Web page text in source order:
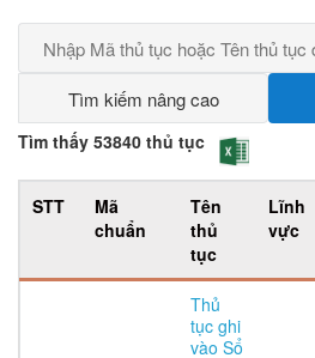
Tìm kiếm nâng cao
Tìm thấy 53840 thủ tục
STT
Mã
chuẩn
Tên
thủ
tục
Lĩnh
vực
Thủ
tục ghi
vào Sổ